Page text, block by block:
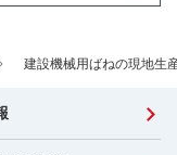
建設機械用ばねの現地生